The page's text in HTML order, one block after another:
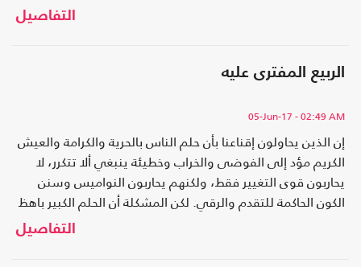
التفاصيل
الربيع المفترى عليه
05-Jun-17 - 02:49 AM
إن الذين يحاولون إقناعنا بأن حلم الناس بالحرية والكرامة والعيش
الكريم مؤد إلى الفوضى والخراب وخطيئة ينبغي ألا تتكرر، لا
يحاربون قوى التغيير فقط، ولكنهم يحاربون النواميس وسنن
الكون الحاكمة للتقدم والرقي. لكن المشكلة أن الحلم الكبير باهظ
التفاصيل